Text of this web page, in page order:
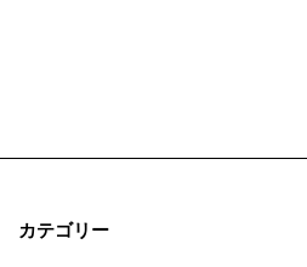
カテゴリー